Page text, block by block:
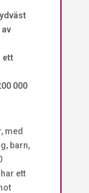
ett
000
med
barn,
ett